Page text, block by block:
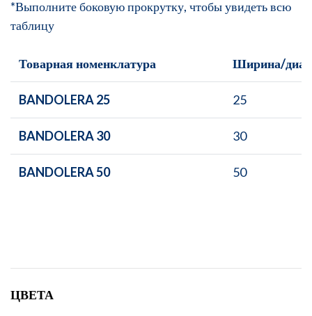
*Выполните боковую прокрутку, чтобы увидеть всю
таблицу
Товарная номенклатура Ширина/
BANDOLERA 25 25
BANDOLERA 30 30
BANDOLERA 50 50
ЦВЕТА